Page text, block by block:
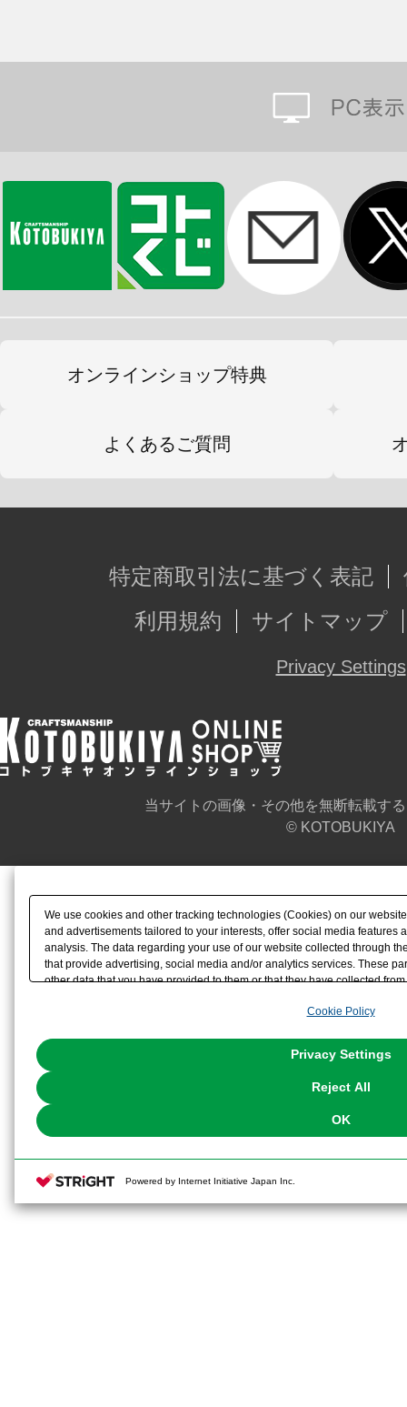
オンラインショップ特典
よくあるご質問
特定商取引法に基づく表記
利用規約
サイトマップ
Privacy Settings
当サイトの画像・その他を無断転載す
© KOTOBUKIYA
We use cookies and other tracking technologies (Cookies) on our
and advertisements tailored to your interests, offer social media features
analysis. The data regarding your use of our website collected through
that provide advertising, social media and/or analytics services. These
other data that you have provided to them or that they have collected
the use of all Cookies except for Strictly Necessary Cookies, please
Cookie Policy
Privacy Settings
Reject All
OK
Powered by Internet Initiative Japan Inc.